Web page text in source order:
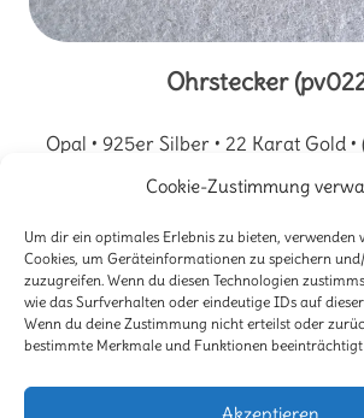
Cookie-Zustimmung
Um dir ein optimales Erlebnis zu bieten, verwenden
Cookies, um Geräteinformationen zu speichern
zuzugreifen. Wenn du diesen Technologien
wie das Surfverhalten oder eindeutige IDs auf
Wenn du deine Zustimmung nicht erteilst oder
bestimmte Merkmale und Funktionen
Akzeptieren
Ohrstecker
Opal • 925er Silber • 22 Karat Gold
Kontakt